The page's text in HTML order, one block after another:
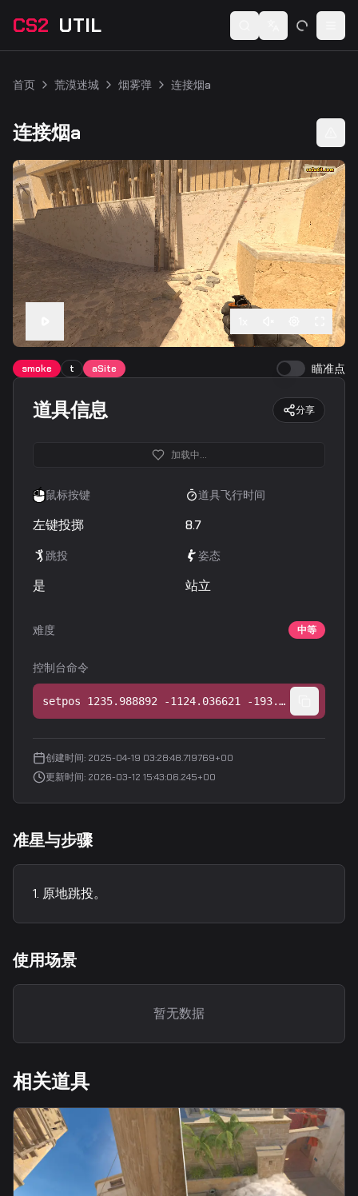
CS2 UTIL Switch language
首页 荒漠迷城 烟雾弹 连接烟a
连接烟a
smoke t aSite 瞄准点
道具信息 分享
加载中...
鼠标按键
左键投掷
道具飞行时间
8.7
跳投
是
姿态
站立
难度 中等
控制台命令
setpos 1235.988892 -1124.036621 -193.136353;setang -56.479649 -165.822678 0.000000
创建时间: 2025-04-19 03:28:48.719769+00
更新时间: 2026-03-12 15:43:06.245+00
准星与步骤
原地跳投。
使用场景
暂无数据
相关道具